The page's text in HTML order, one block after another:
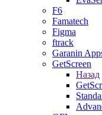
F6
Famatech
Figma
ftrack
Garanin
GetScreen
Назад